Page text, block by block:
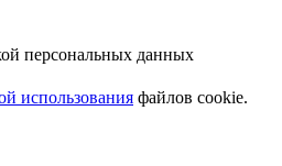
персональных данных
использования файлов cookie.